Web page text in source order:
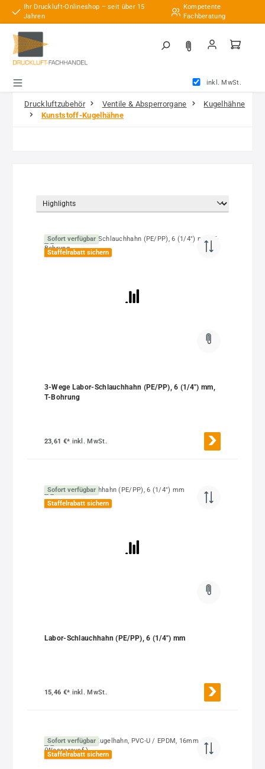
Zum Hauptinhalt springen
Ihr Druckluft-Onlineshop – seit über 15
Jahren
Kompetente
Fachberatung
inkl. MwSt.
Druckluftzubehör Ventile & Absperrorgane
Kugelhähne
Kunststoff-Kugelhähne
Sofort verfügbar
Staffelrabatt sichern
3-Wege Labor-Schlauchhahn (PE/PP), 6 (1/4") mm,
T-Bohrung
23,61 €* inkl. MwSt.
Sofort verfügbar
Staffelrabatt sichern
Labor-Schlauchhahn (PE/PP), 6 (1/4") mm
15,46 €* inkl. MwSt.
Sofort verfügbar
Staffelrabatt sichern